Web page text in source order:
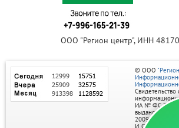
ООО "Регион центр", ИНН
© ООО
ИА № ФС
выдано
2009г.
И. О. Главного